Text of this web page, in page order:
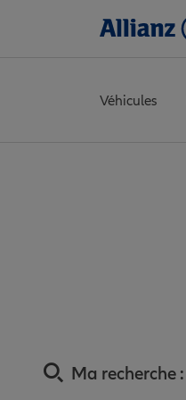
Véhicules
Ma recherche :